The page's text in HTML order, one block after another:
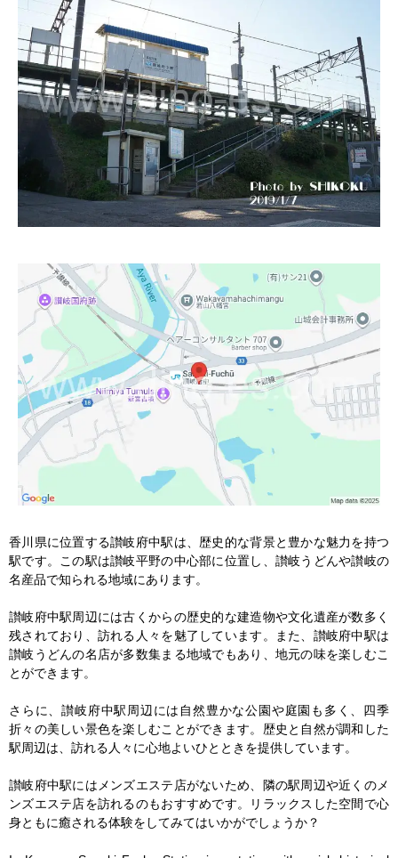
香川県に位置する讃岐府中駅は、歴史的な背景と豊かな魅力を持つ
駅です。この駅は讃岐平野の中心部に位置し、讃岐うどんや讃岐の
名産品で知られる地域にあります。
讃岐府中駅周辺には古くからの歴史的な建造物や文化遺産が数多く
残されており、訪れる人々を魅了しています。また、讃岐府中駅は
讃岐うどんの名店が多数集まる地域でもあり、地元の味を楽しむこ
とができます。
さらに、讃岐府中駅周辺には自然豊かな公園や庭園も多く、四季
折々の美しい景色を楽しむことができます。歴史と自然が調和した
駅周辺は、訪れる人々に心地よいひとときを提供しています。
讃岐府中駅にはメンズエステ店がないため、隣の駅周辺や近くのメ
ンズエステ店を訪れるのもおすすめです。リラックスした空間で心
身ともに癒される体験をしてみてはいかがでしょうか？